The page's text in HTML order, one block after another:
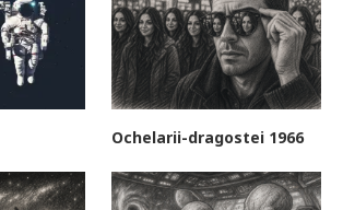
Ochelarii-dragostei 1966